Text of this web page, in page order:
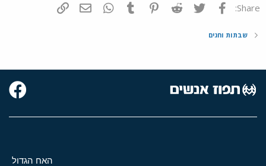
Share: פייסבוק Twitter
Reddit
Pinterest
Tumblr
WhatsAppדואר אלקטרוני
שבתות וחגים
האח הגדול